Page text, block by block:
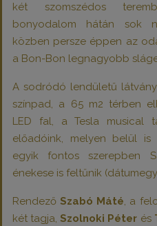
két szomszédos
bonyodalom hátán sok
közben persze éppen az
a Bon-Bon legnagyobb
A sodródó lendületű
színpad, a 65 m2 térben
LED fal, a Tesla musical
előadóink, melyen belül
egyik fontos szerepben
énekese is feltűnik
RendezőSzabó Máté, a
két tagja,Szolnoki Péter és